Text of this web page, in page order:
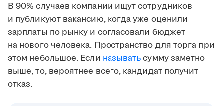
В 90% случаев компании ищут сотрудников
и публикуют вакансию, когда уже оценили
зарплаты по рынку и согласовали бюджет
на нового человека. Пространство для торга при
этом небольшое. Если называтьсумму заметно
выше, то, вероятнее всего, кандидат получит
отказ.